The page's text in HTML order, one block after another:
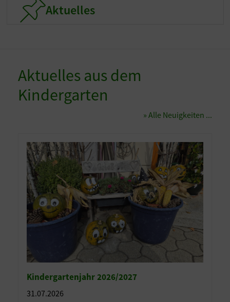
Aktuelles
Aktuelles aus dem
Kindergarten
» Alle Neuigkeiten ...
Kindergartenjahr 2026/2027
31.07.2026